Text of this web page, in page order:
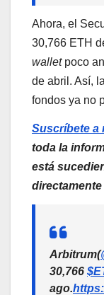
Ahora, el
30,766 ETH
walletpoco
de abril. Así,
fondos ya no
Suscríbete a
toda la
está
Arbitrum(
30,766
ago.